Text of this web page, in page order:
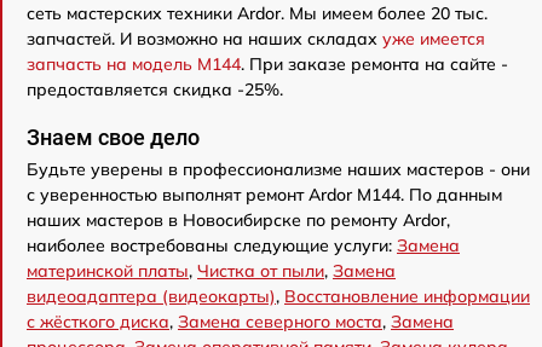
сеть мастерских техники Ardor. Мы имеем более 20 тыс.
запчастей. И возможно на наших складах уже имеется
запчасть на модель M144. При заказе ремонта на сайте -
предоставляется скидка -25%.
Знаем свое дело
Будьте уверены в профессионализме наших мастеров - они
с уверенностью выполнят ремонт Ardor M144. По данным
наших мастеров в Новосибирске по ремонту Ardor,
наиболее востребованы следующие услуги: Замена
материнской платы, Чистка от пыли, Замена
видеоадаптера (видеокарты), Восстановление информации
с жёсткого диска, Замена северного моста, Замена